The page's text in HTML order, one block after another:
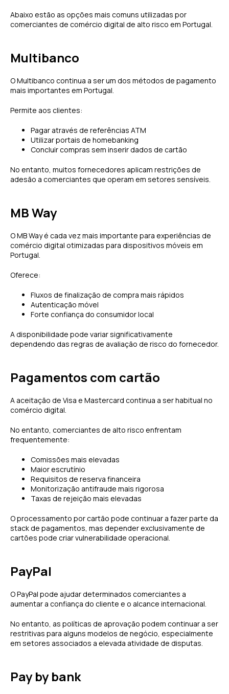
Abaixo estão as opções mais comuns utilizadas por
comerciantes de comércio digital de alto risco em Portugal.
Multibanco
O Multibanco continua a ser um dos métodos de pagamento
mais importantes em Portugal.
Permite aos clientes:
Pagar através de referências ATM
Utilizar portais de homebanking
Concluir compras sem inserir dados de cartão
No entanto, muitos fornecedores aplicam restrições de
adesão a comerciantes que operam em setores sensíveis.
MB Way
O MB Way é cada vez mais importante para experiências de
comércio digital otimizadas para dispositivos móveis em
Portugal.
Oferece:
Fluxos de finalização de compra mais rápidos
Autenticação móvel
Forte confiança do consumidor local
A disponibilidade pode variar significativamente
dependendo das regras de avaliação de risco do fornecedor.
Pagamentos com cartão
A aceitação de Visa e Mastercard continua a ser habitual no
comércio digital.
No entanto, comerciantes de alto risco enfrentam
frequentemente:
Comissões mais elevadas
Maior escrutínio
Requisitos de reserva financeira
Monitorização antifraude mais rigorosa
Taxas de rejeição mais elevadas
O processamento por cartão pode continuar a fazer parte da
stack de pagamentos, mas depender exclusivamente de
cartões pode criar vulnerabilidade operacional.
PayPal
O PayPal pode ajudar determinados comerciantes a
aumentar a confiança do cliente e o alcance internacional.
No entanto, as políticas de aprovação podem continuar a ser
restritivas para alguns modelos de negócio, especialmente
em setores associados a elevada atividade de disputas.
Pay by bank